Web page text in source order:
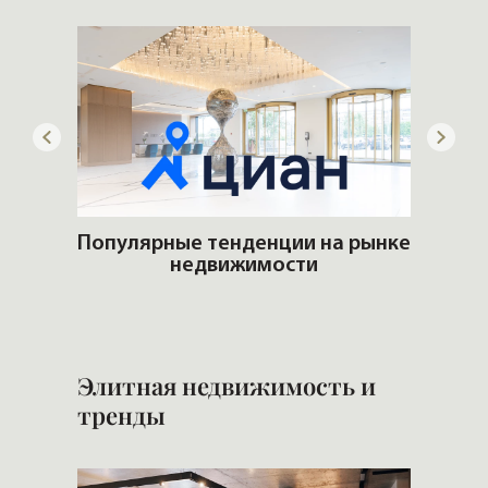
Чувство эксклюзивного
Элитная недвижимость и
тренды